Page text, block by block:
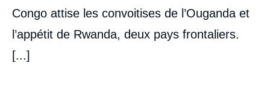
Congo attise les convoitises de l’Ouganda et
l’appétit de Rwanda, deux pays frontaliers.
[...]